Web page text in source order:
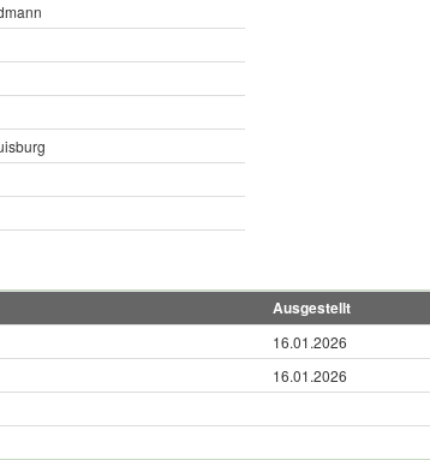
Ausgestellt
16.01.2026
16.01.2026